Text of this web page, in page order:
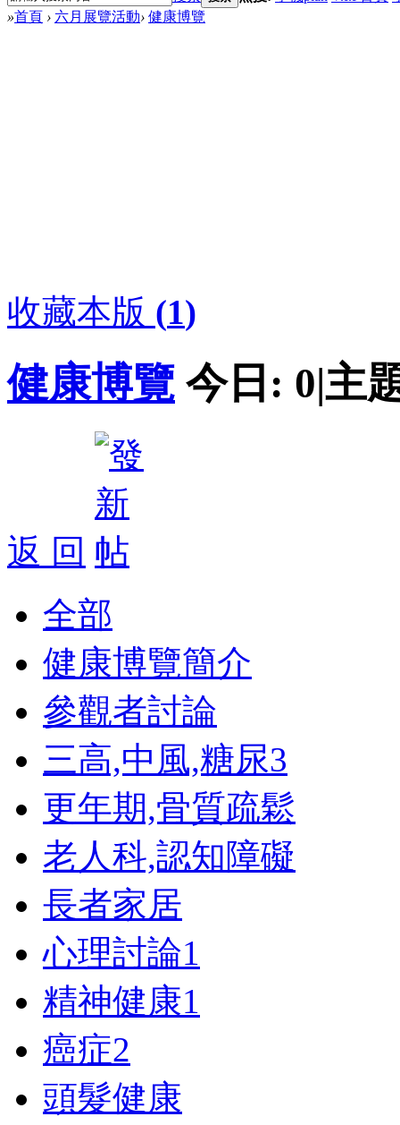
»首頁 › 六月展覽活動› 健康博覽
收藏本版 (1)
健康博覽 今日: 0|主
返 回
全部
健康博覽簡介
參觀者討論
三高,中風,糖尿3
更年期,骨質疏鬆
老人科,認知障礙
長者家居
心理討論1
精神健康1
癌症2
頭髮健康